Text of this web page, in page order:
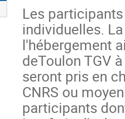
Les
individuelles.
l'hébergement
deToulon TGV
seront pris en
CNRS ou
participants